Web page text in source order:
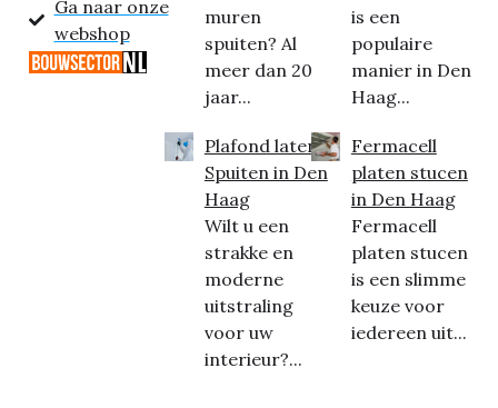
Ga naar onze
webshop
muren
spuiten? Al
meer dan 20
jaar...
Plafond laten
Spuiten in Den
Haag
Wilt u een
strakke en
moderne
uitstraling
voor uw
interieur?...
is een
populaire
manier in Den
Haag...
Fermacell
platen stucen
in Den Haag
Fermacell
platen stucen
is een slimme
keuze voor
iedereen uit...